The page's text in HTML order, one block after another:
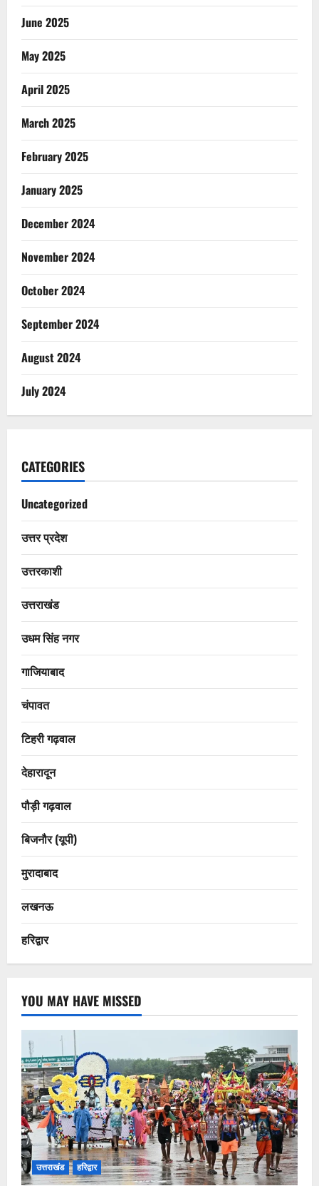
June 2025
May 2025
April 2025
March 2025
February 2025
January 2025
December 2024
November 2024
October 2024
September 2024
August 2024
July 2024
CATEGORIES
Uncategorized
उत्तर प्रदेश
उत्तरकाशी
उत्तराखंड
उधम सिंह नगर
गाजियाबाद
चंपावत
टिहरी गढ़वाल
देहारादून
पौड़ी गढ़वाल
बिजनौर (यूपी)
मुरादाबाद
लखनऊ
हरिद्वार
YOU MAY HAVE MISSED
उत्तराखंड हरिद्वार